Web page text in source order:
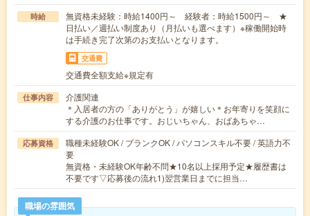
時給
無資格未経験：時給1400円～ 経験者：時給1500円～ ★
日払い／週払い制度あり（月払いも選べます）※稼働開始時
は手続き完了次第のお支払いとなります。
交通費
交通費全額支給※規定有
仕事内容
介護関連
＊入居者の方の「ありがとう」が嬉しい＊お年寄りを笑顔に
する介護のお仕事です。おじいちゃん、おばあちゃ…
応募資格
職種未経験OK / ブランクOK / パソコンスキル不要 / 英語力不
要
無資格・未経験OK年齢不問★10名以上採用予定★履歴書は
不要です▽応募後の流れ1)翌営業日までに担当…
職場の雰囲気